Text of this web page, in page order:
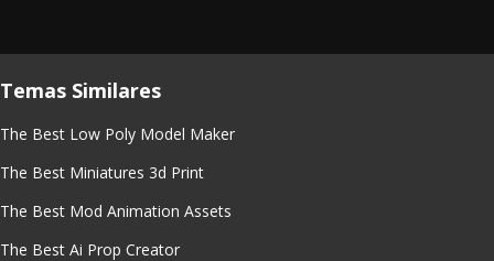
Temas Similares
The Best Low Poly Model Maker
The Best Miniatures 3d Print
The Best Mod Animation Assets
The Best Ai Prop Creator